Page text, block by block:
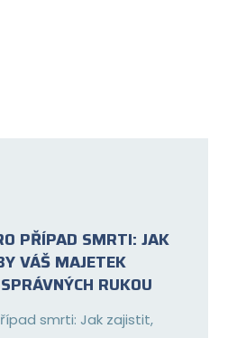
PŘÍPAD SMRTI: JAK
VÁŠ MAJETEK
RUKOU
smrti: Jak zajistit,